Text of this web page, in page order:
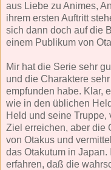
aus Liebe zu Animes,
ihrem ersten Auftritt
sich dann doch auf die
einem Publikum von
Mir hat die Serie sehr
und die Charaktere
empfunden habe. Klar,
wie in den üblichen
Held und seine
Ziel erreichen, aber die
von Otakus und
das Otakutum in
erfahren, daß die